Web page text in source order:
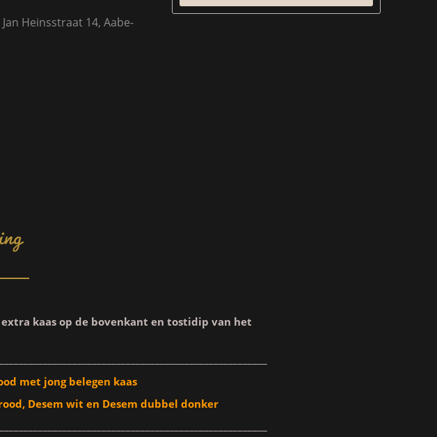
Heinsstraat 14, Aabe-
kaas op de bovenkant en tostidip van het
met jong belegen kaas
Desem wit en Desem dubbel donker